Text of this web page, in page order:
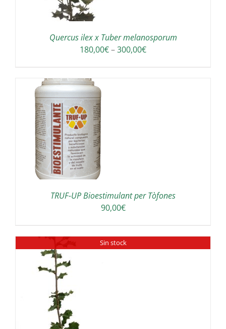
Quercus ilex x Tuber melanosporum
180,00€–300,00€Interval
TRUF-UP Bioestimulant per Tòfones
90,00€
Sin stock